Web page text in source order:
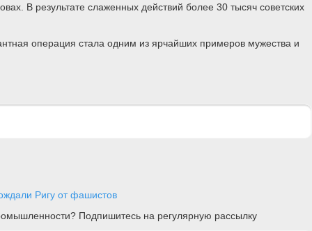
В результате слаженных действий более 30 тысяч советских
операция стала одним из ярчайших примеров мужества и
Ригу от фашистов
Подпишитесь на регулярную рассылку